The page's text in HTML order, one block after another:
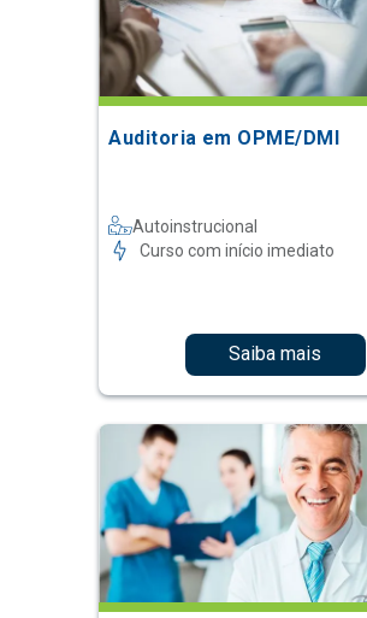
Auditoria em OPME/DMI
Autoinstrucional
Curso com início imediato
Saiba mais